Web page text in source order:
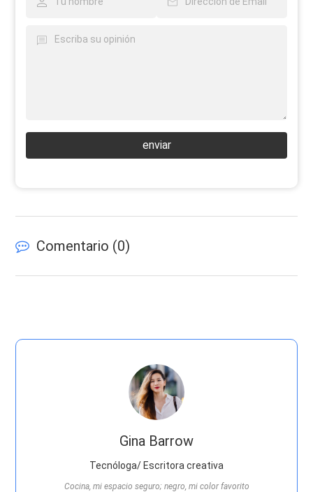
enviar
Comentario (0)
Gina Barrow
Tecnóloga/ Escritora creativa
Cocina, mi espacio seguro; negro, mi color favorito